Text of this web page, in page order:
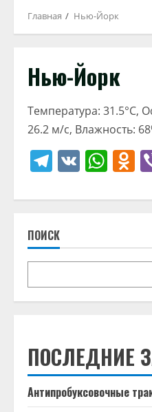
Главная Нью-Йорк
Нью-Йорк
Температура: 31.5°C,
26.2 м/с, Влажность:
Telegram
VK
ПОИСК
ПОСЛЕДНИЕ
Антипробуксовочные